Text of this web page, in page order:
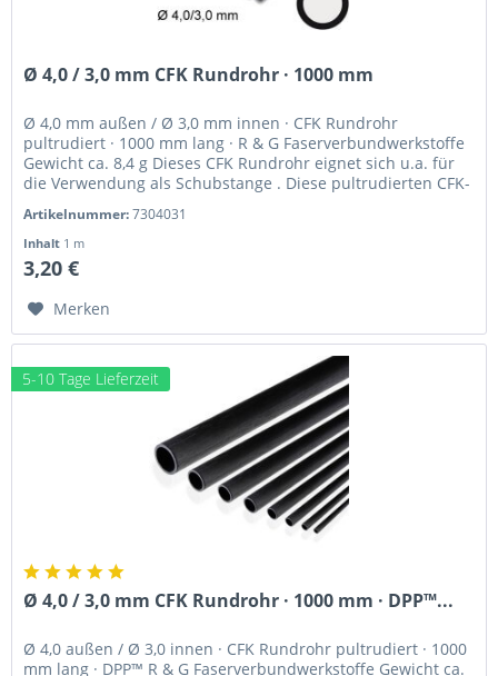
Ø 4,0 / 3,0 mm CFK Rundrohr · 1000 mm
Ø 4,0 mm außen / Ø 3,0 mm innen · CFK Rundrohr
pultrudiert · 1000 mm lang · R & G Faserverbundwerkstoffe
Gewicht ca. 8,4 g Dieses CFK Rundrohr eignet sich u.a. für
die Verwendung als Schubstange . Diese pultrudierten CFK-
Artikelnummer:7304031
Inhalt 1 m
3,20 €
Merken
5-10 Tage Lieferzeit
Ø 4,0 / 3,0 mm CFK Rundrohr · 1000 mm · DPP™...
Ø 4,0 außen / Ø 3,0 innen · CFK Rundrohr pultrudiert · 1000
mm lang · DPP™ R & G Faserverbundwerkstoffe Gewicht ca.